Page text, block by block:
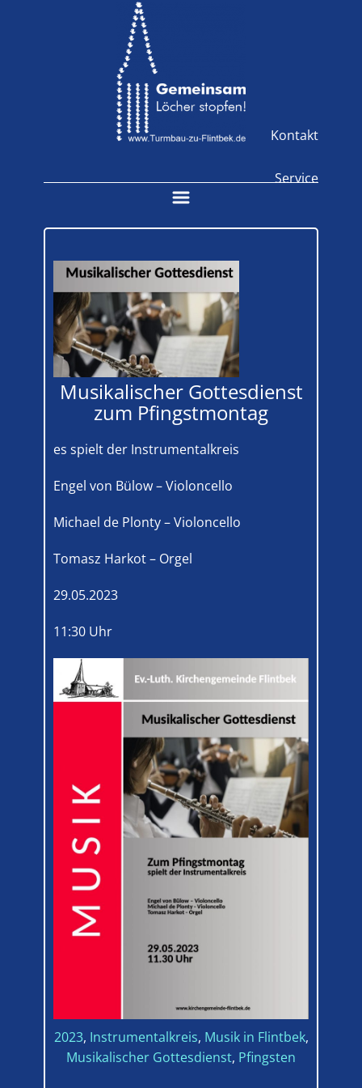
Kontakt
Service
Musikalischer Gottesdienst
zum Pfingstmontag
es spielt der Instrumentalkreis
Engel von Bülow – Violoncello
Michael de Plonty – Violoncello
Tomasz Harkot – Orgel
29.05.2023
11:30 Uhr
2023, Instrumentalkreis, Musik in Flintbek,
Musikalischer Gottesdienst, Pfingsten